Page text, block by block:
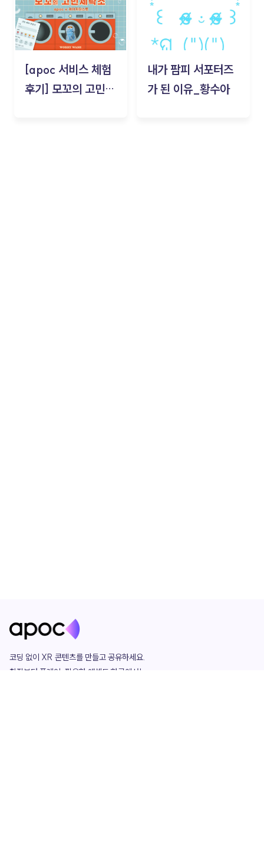
[apoc 서비스 체험
후기] 모꼬의 고민세
내가 팜피 서포터즈
가 된 이유_황수아
코딩 없이 XR 콘텐츠를 만들고 공유하세요.
창작부터 플레이, 필요한 애셋도 한곳에서!